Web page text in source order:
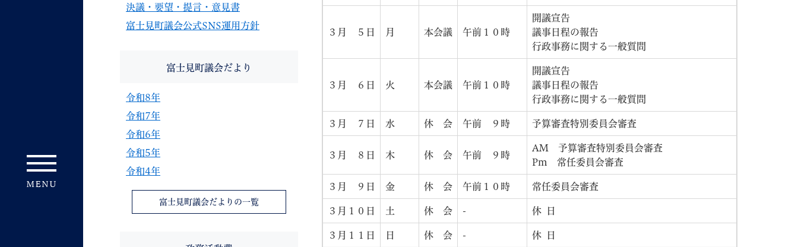
３月 ５日 月 本会議 午前１０時
開議宣告
議事日程の報告
行政事務に関する一般質問
３月 ６日 火 本会議 午前１０時
開議宣告
議事日程の報告
行政事務に関する一般質問
３月 ７日 水 休 会 午前 ９時 予算審査特別委員会審査
３月 ８日 木 休 会 午前 ９時
AM 予算審査特別委員会審査
Pm 常任委員会審査
３月 ９日 金 休 会 午前１０時 常任委員会審査
３月１０日 土 休 会 - 休 日
３月１１日 日 休 会 - 休 日
決議・要望・提言・意見書
富士見町議会公式SNS運用方針
富士見町議会だより
令和8年
令和7年
令和6年
令和5年
令和4年
富士見町議会だよりの一覧